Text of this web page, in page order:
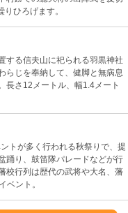
ひろげます。
する信夫山に祀られる羽黒神社
らじを奉納して、健脚と無病息
長さ12メートル、幅1.4メート
トが多く行われる秋祭りで、提
踊り、鼓笛隊パレードなどが行
校行列は歴代の武将や大名、藩
ベント。